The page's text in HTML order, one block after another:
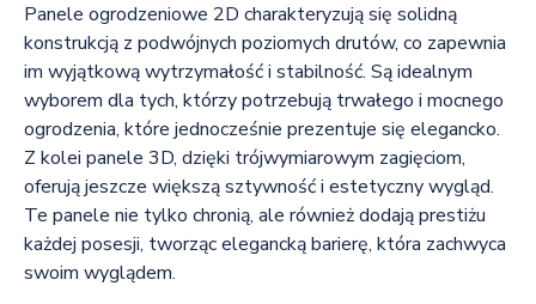
Panele ogrodzeniowe 2D charakteryzują się solidną
konstrukcją z podwójnych poziomych drutów, co zapewnia
im wyjątkową wytrzymałość i stabilność. Są idealnym
wyborem dla tych, którzy potrzebują trwałego i mocnego
ogrodzenia, które jednocześnie prezentuje się elegancko.
Z kolei panele 3D, dzięki trójwymiarowym zagięciom,
oferują jeszcze większą sztywność i estetyczny wygląd.
Te panele nie tylko chronią, ale również dodają prestiżu
każdej posesji, tworząc elegancką barierę, która zachwyca
swoim wyglądem.